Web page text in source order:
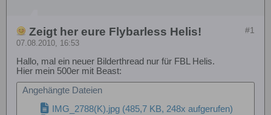
#1
Zeigt her eure Flybarless Helis!
07.08.2010, 16:53
Hallo, mal ein neuer Bilderthread nur für FBL Helis.
Hier mein 500er mit Beast:
Angehängte Dateien
IMG_2788(K).jpg (485,7 KB, 248x aufgerufen)